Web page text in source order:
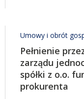
Umowy i obrót
Pełnienie
zarządu
spółki z o.o.
prokurenta